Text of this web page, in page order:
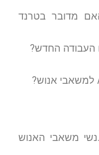
מדובר בטרנד
העבודה החדש?
משאבי האנוש